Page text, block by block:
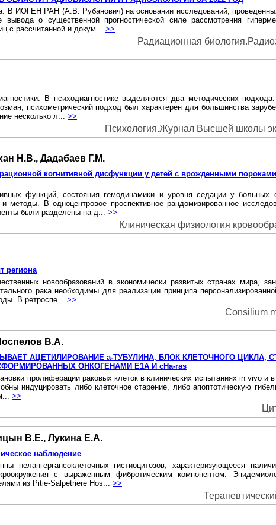
РАН (А.В. Рубанович) на основании исследований, проведенных
о существенной прогностической силе рассмотрения
с рассчитанной и докум... >>
Радиационная
В психодиагностике выделяются два методических
психометрический подход был характерен для большинства
несколько л... >>
Психология.Журнал Высшей школы
Н.В., Дадабаев Г.М.
когнитивной дисфункции у детей с врожденными
функций, состояния гемодинамики и уровня седации у
методы. В одноцентровое проспективное рандомизированное
были разделены на д... >>
Клиническая физиология
региона
новообразований в экономически развитых странах мира,
рака необходимы для реализации принципа
В ретроспе... >>
Consilium
В.А.
АЦЕТИЛИРОВАНИЕ а-ТУБУЛИНА, БЛОК КЛЕТОЧНОГО ЦИКЛА,
ОНКОГЕНАМИ Е1А И cHa-ras
пролиферации раковых клеток в клинических испытаниях in vivo
индуцировать либо клеточное старение, либо апоптотическую
>>
В.Е., Лукина Е.А.
наблюдение
гистиоцитозов, характеризующееся
с выраженным фибротическим компонентом.
из Pitie-Salpetriere Hos... >>